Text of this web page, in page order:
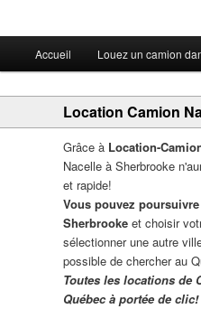
Aller au contenu principal
Aller au contenu secondaire
Accueil Louez un camion
Location Camion
Grâce à Location-
Nacelle à Sherbrooke
et rapide!
Vous pouvez
Sherbrooke et choisir
sélectionner une autre
possible de chercher au
Toutes les locations de
Québec à portée de clic!